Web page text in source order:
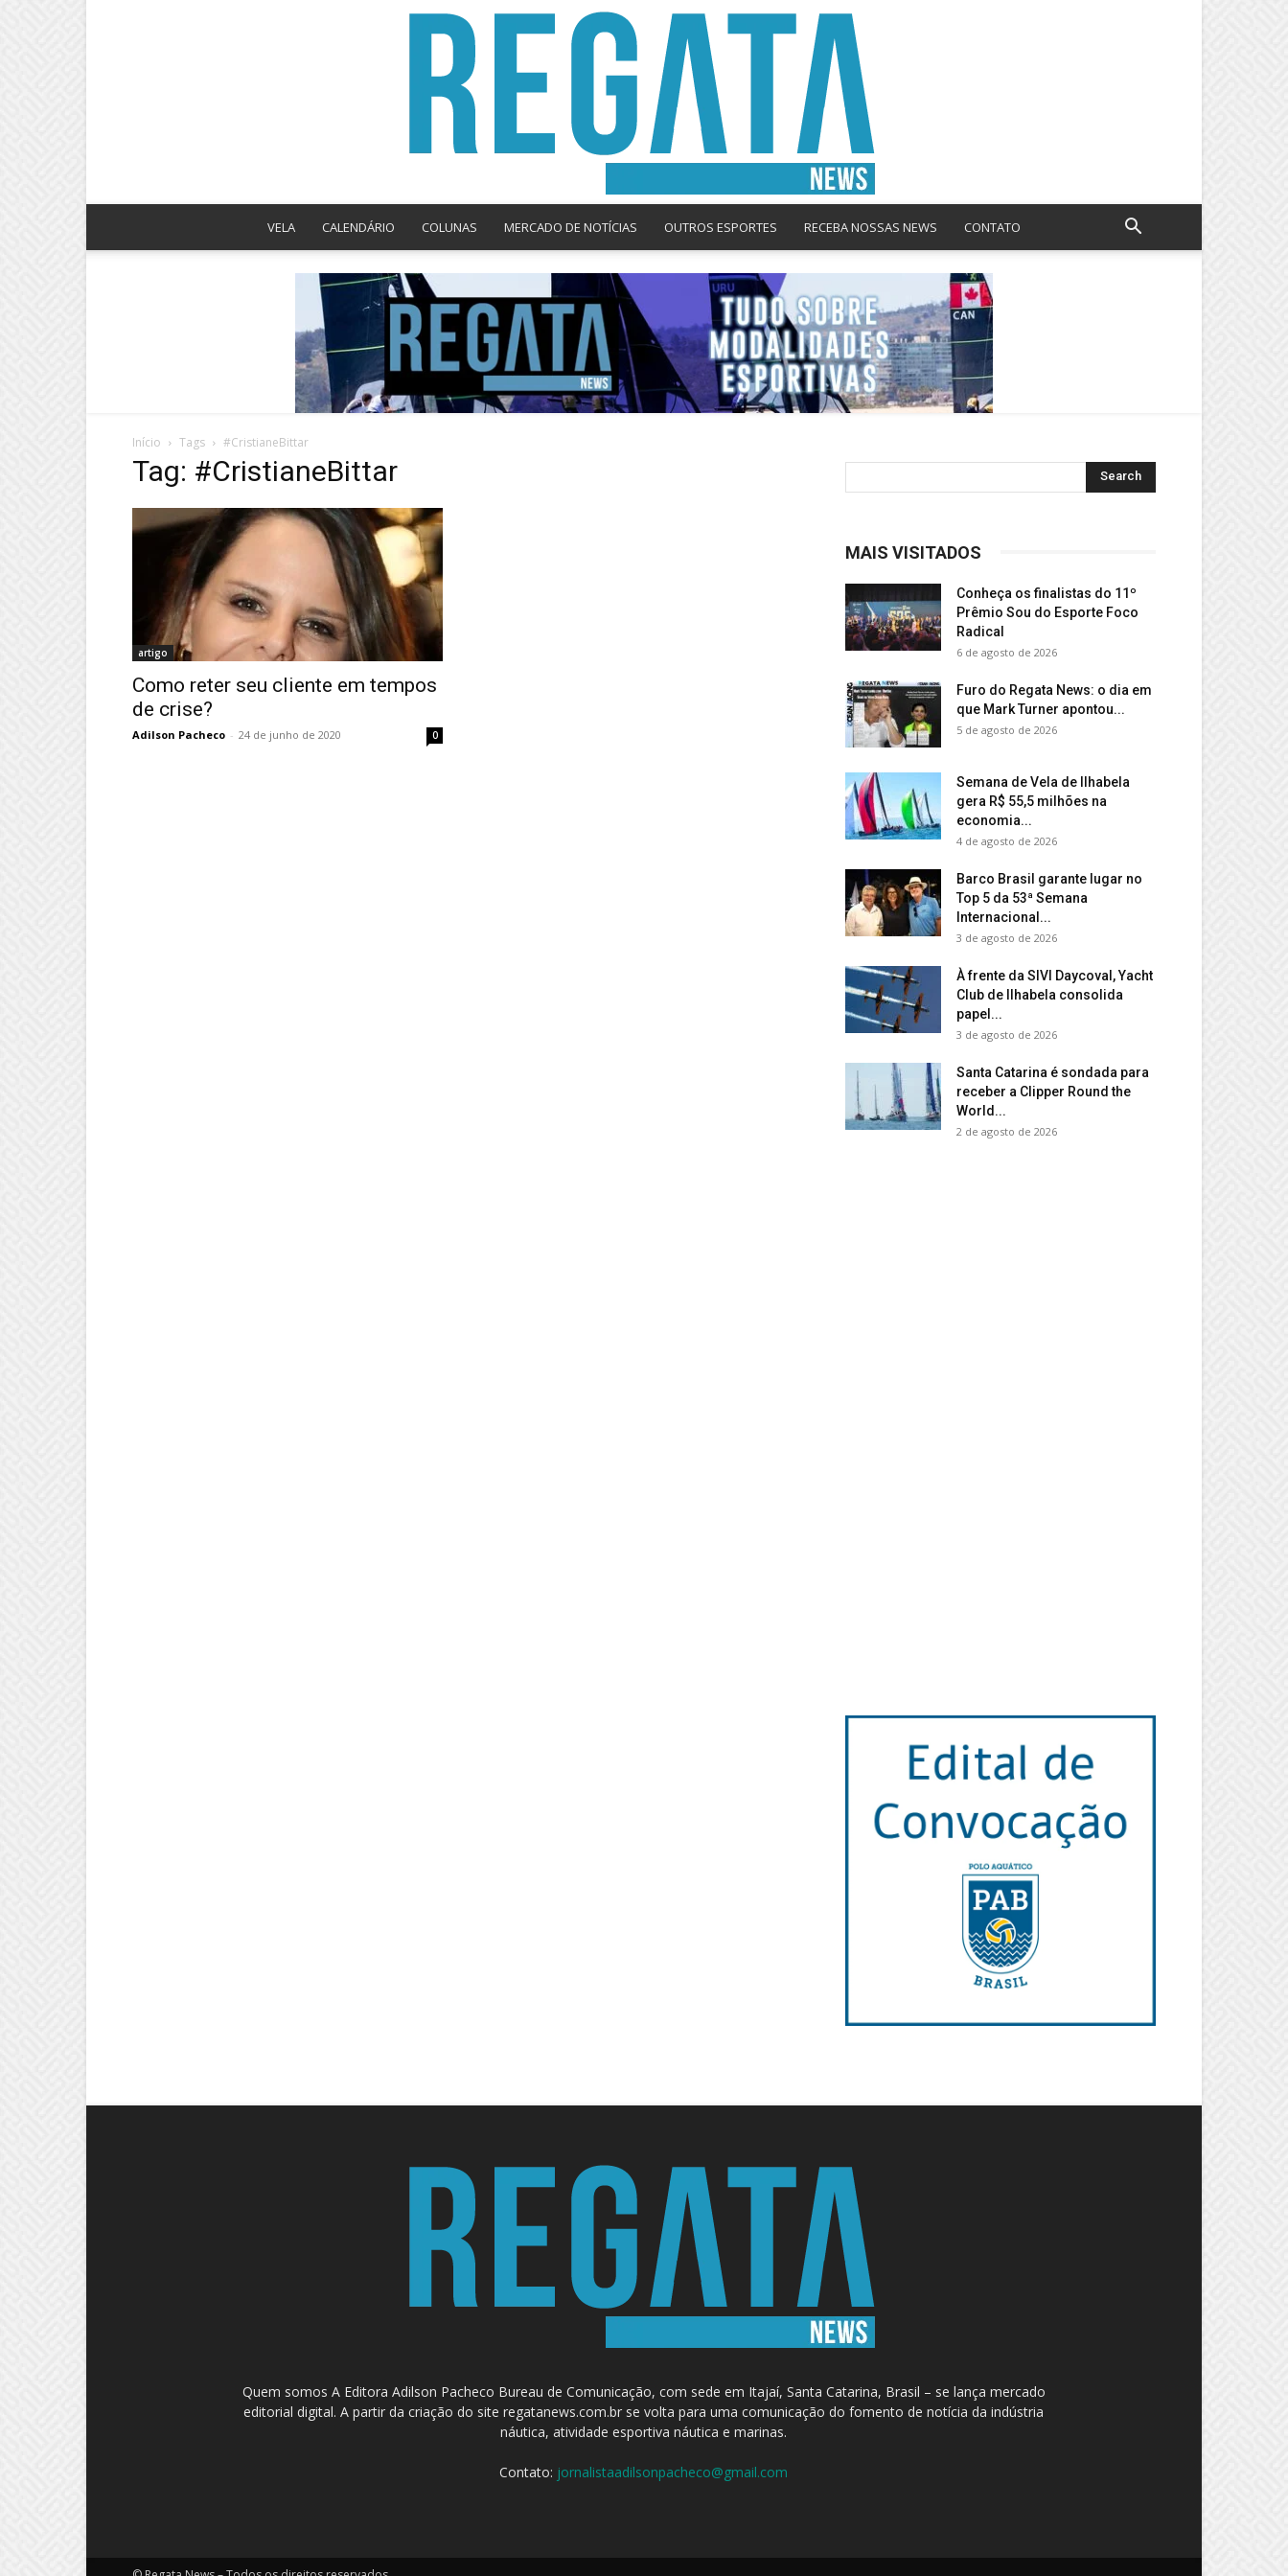
News
VELA CALENDÁRIO COLUNAS MERCADO DE NOTÍCIAS OUTROS ESPORTES RECEBA NOSSAS NEWS CONTATO
Início Tags #CristianeBittar
Tag: #CristianeBittar
artigo
Como reter seu cliente em tempos
de crise?
Adilson Pacheco - 24 de junho de 2020 0
MAIS VISITADOS
Conheça os finalistas do 11º
Prêmio Sou do Esporte Foco
Radical
6 de agosto de 2026
Furo do Regata News: o dia em
que Mark Turner apontou...
5 de agosto de 2026
Semana de Vela de Ilhabela
gera R$ 55,5 milhões na
economia...
4 de agosto de 2026
Barco Brasil garante lugar no
Top 5 da 53ª Semana
Internacional...
3 de agosto de 2026
À frente da SIVI Daycoval, Yacht
Club de Ilhabela consolida
papel...
3 de agosto de 2026
Santa Catarina é sondada para
receber a Clipper Round the
World...
2 de agosto de 2026
Quem somos A Editora Adilson Pacheco Bureau de Comunicação, com sede em Itajaí, Santa Catarina, Brasil – se lança mercado
editorial digital. A partir da criação do site regatanews.com.br se volta para uma comunicação do fomento de notícia da indústria
náutica, atividade esportiva náutica e marinas.
Contato: jornalistaadilsonpacheco@gmail.com